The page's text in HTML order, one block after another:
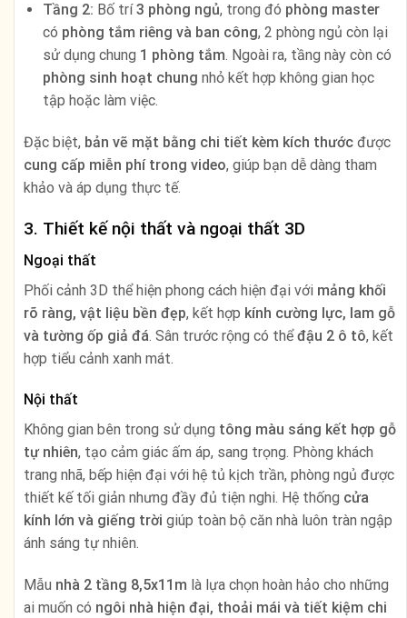
Tầng 2: Bố trí3 phòng ngủ, trong đó phòng master
có phòng tắm riêng và ban công, 2 phòng ngủ còn lại
sử dụng chung 1 phòng tắm. Ngoài ra, tầng này còn có
phòng sinh hoạt chung nhỏ kết hợp không gian học
tập hoặc làm việc.
Đặc biệt, bản vẽ mặt bằng chi tiết kèm kích thước được
cung cấp miễn phí trong video, giúp bạn dễ dàng tham
khảo và áp dụng thực tế.
3. Thiết kế nội thất và ngoại thất 3D
Ngoại thất
Phối cảnh 3D thể hiện phong cách hiện đại với mảng khối
rõ ràng, vật liệu bền đẹp, kết hợp kính cường lực, lam gỗ
và tường ốp giả đá. Sân trước rộng có thểđậu 2 ô tô, kết
hợp tiểu cảnh xanh mát.
Nội thất
Không gian bên trong sử dụng tông màu sáng kết hợp gỗ
tự nhiên, tạo cảm giác ấm áp, sang trọng. Phòng khách
trang nhã, bếp hiện đại với hệ tủ kịch trần, phòng ngủ được
thiết kế tối giản nhưng đầy đủ tiện nghi. Hệ thống cửa
kính lớn và giếng trời giúp toàn bộ căn nhà luôn tràn ngập
ánh sáng tự nhiên.
Mẫu nhà 2 tầng 8,5x11m là lựa chọn hoàn hảo cho những
ai muốn có ngôi nhà hiện đại, thoải mái và tiết kiệm chi